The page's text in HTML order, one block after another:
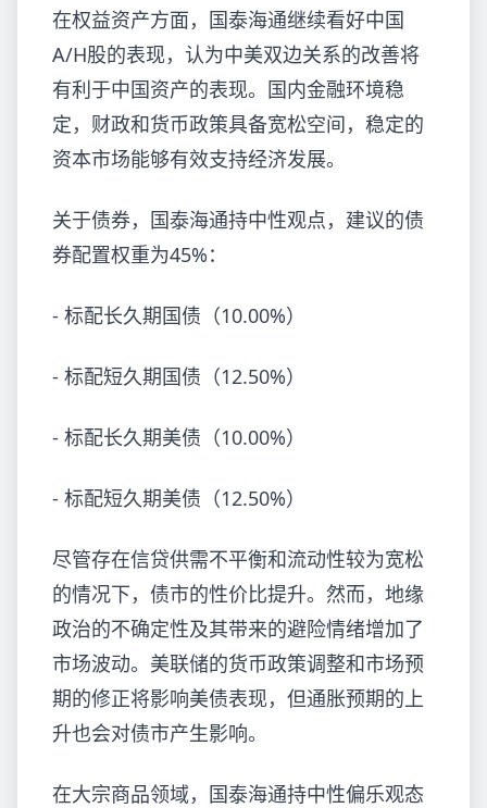
在权益资产方面，国泰海通继续看好中国
A/H股的表现，认为中美双边关系的改善将
有利于中国资产的表现。国内金融环境稳
定，财政和货币政策具备宽松空间，稳定的
资本市场能够有效支持经济发展。
关于债券，国泰海通持中性观点，建议的债
券配置权重为45%：
- 标配长久期国债（10.00%）
- 标配短久期国债（12.50%）
- 标配长久期美债（10.00%）
- 标配短久期美债（12.50%）
尽管存在信贷供需不平衡和流动性较为宽松
的情况下，债市的性价比提升。然而，地缘
政治的不确定性及其带来的避险情绪增加了
市场波动。美联储的货币政策调整和市场预
期的修正将影响美债表现，但通胀预期的上
升也会对债市产生影响。
在大宗商品领域，国泰海通持中性偏乐观态